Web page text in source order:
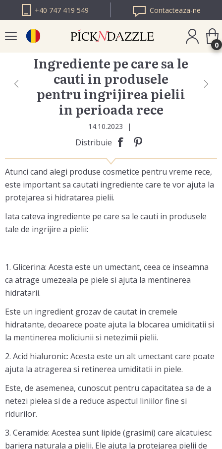
+40 747 419 549 Contacteaza-ne
PICK N DAZZLE
BULGARIA
PICK N DAZZLE
0
Ingrediente pe care sa le
cauti in produsele
pentru ingrijirea pielii
in perioada rece
14.10.2023 |
Distribuie
Atunci cand alegi produse cosmetice pentru vreme rece,
este important sa cautati ingrediente care te vor ajuta la
protejarea si hidratarea pielii.
Iata cateva ingrediente pe care sa le cauti in produsele
tale de ingrijire a pielii:
1. Glicerina: Acesta este un umectant, ceea ce inseamna
ca atrage umezeala pe piele si ajuta la mentinerea
hidratarii.
Este un ingredient grozav de cautat in cremele
hidratante, deoarece poate ajuta la blocarea umiditatii si
la mentinerea moliciunii si netezimii pielii.
2. Acid hialuronic: Acesta este un alt umectant care poate
ajuta la atragerea si retinerea umiditatii in piele.
Este, de asemenea, cunoscut pentru capacitatea sa de a
netezi pielea si de a reduce aspectul liniilor fine si
ridurilor.
3. Ceramide: Acestea sunt lipide (grasimi) care alcatuiesc
bariera naturala a pielii. Ele ajuta la protejarea pielii de